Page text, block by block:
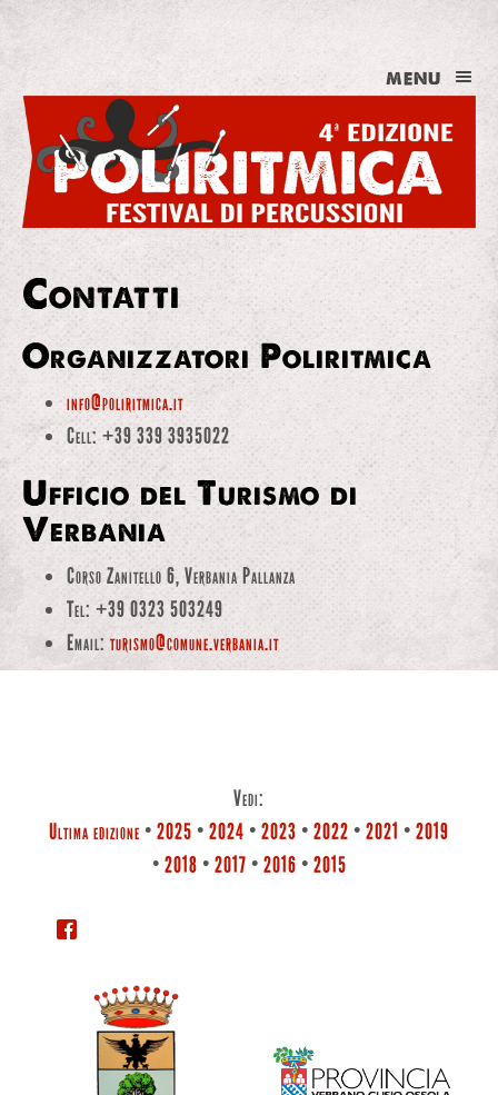
MENU
Contatti
Organizzatori Poliritmica
info@poliritmica.it
Cell: +39 339 3935022
Ufficio del Turismo di
Verbania
Corso Zanitello 6, Verbania Pallanza
Tel: +39 0323 503249
Email: turismo@comune.verbania.it
Vedi:
Ultima edizione • 2025 • 2024 • 2023 • 2022 • 2021 • 2019
• 2018 • 2017 • 2016 • 2015